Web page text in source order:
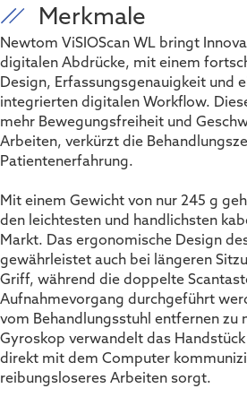
Merkmale
Newtom ViSIOScan WL bringt
digitalen Abdrücke, mit einem
Design, Erfassungsgenauigkeit und
integrierten digitalen Workflow.
mehr Bewegungsfreiheit und
Arbeiten, verkürzt die
Patientenerfahrung.
Mit einem Gewicht von nur 245 g
den leichtesten und handlichsten
Markt. Das ergonomische Design
gewährleistet auch bei längeren
Griff, während die doppelte
Aufnahmevorgang durchgeführt
vom Behandlungsstuhl entfernen zu
Gyroskop verwandelt das
direkt mit dem Computer
reibungsloseres Arbeiten sorgt.